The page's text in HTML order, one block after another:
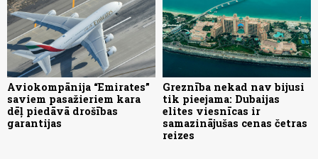
Aviokompānija “Emirates”
saviem pasažieriem kara
dēļ piedāvā drošības
garantijas
Greznība nekad nav bijusi
tik pieejama: Dubaijas
elites viesnīcas ir
samazinājušas cenas četras
reizes